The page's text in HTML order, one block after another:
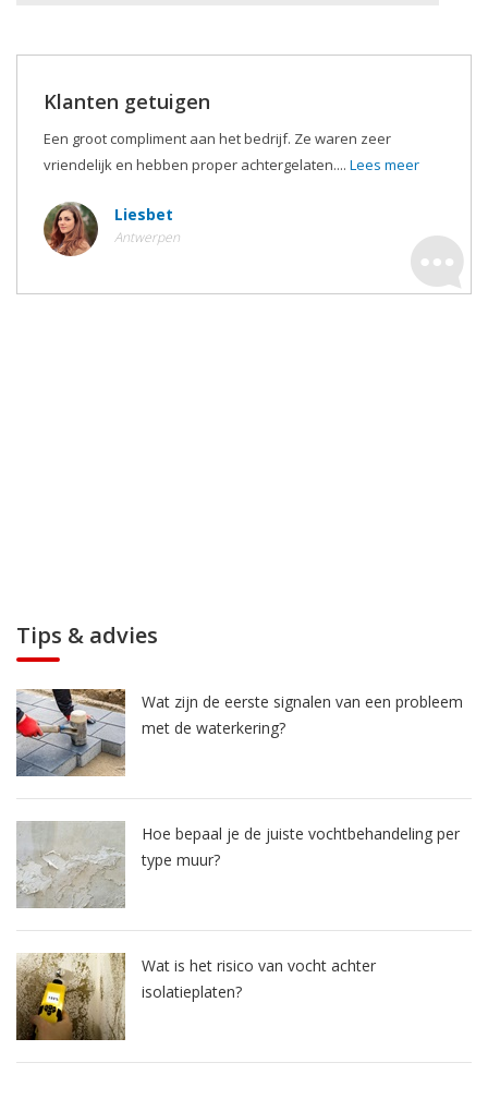
Klanten getuigen
Een groot compliment aan het bedrijf. Ze waren zeer
vriendelijk en hebben proper achtergelaten.... Lees meer
Liesbet
Antwerpen
Tips & advies
Wat zijn de eerste signalen van een probleem
met de waterkering?
Hoe bepaal je de juiste vochtbehandeling per
type muur?
Wat is het risico van vocht achter
isolatieplaten?